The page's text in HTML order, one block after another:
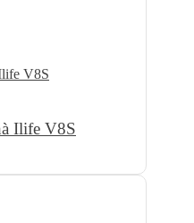
Ilife V8S